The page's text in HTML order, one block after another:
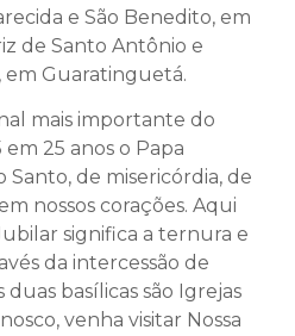
e São Benedito, em
de Santo Antônio e
em Guaratinguetá.
mais importante do
25 anos o Papa
de misericórdia, de
nossos corações. Aqui
significa a ternura e
da intercessão de
duas basílicas são Igrejas
venha visitar Nossa